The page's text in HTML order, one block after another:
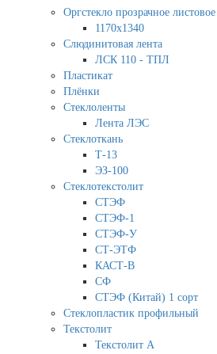
Оргстекло прозрачное листовое
1170х1340
Слюдинитовая лента
ЛСК 110 - ТПЛ
Пластикат
Плёнки
Стеклоленты
Лента ЛЭС
Стеклоткань
Т-13
ЭЗ-100
Стеклотекстолит
СТЭФ
СТЭФ-1
СТЭФ-У
СТ-ЭТФ
КАСТ-В
СФ
СТЭФ (Китай) 1 сорт
Стеклопластик профильный
Текстолит
Текстолит А